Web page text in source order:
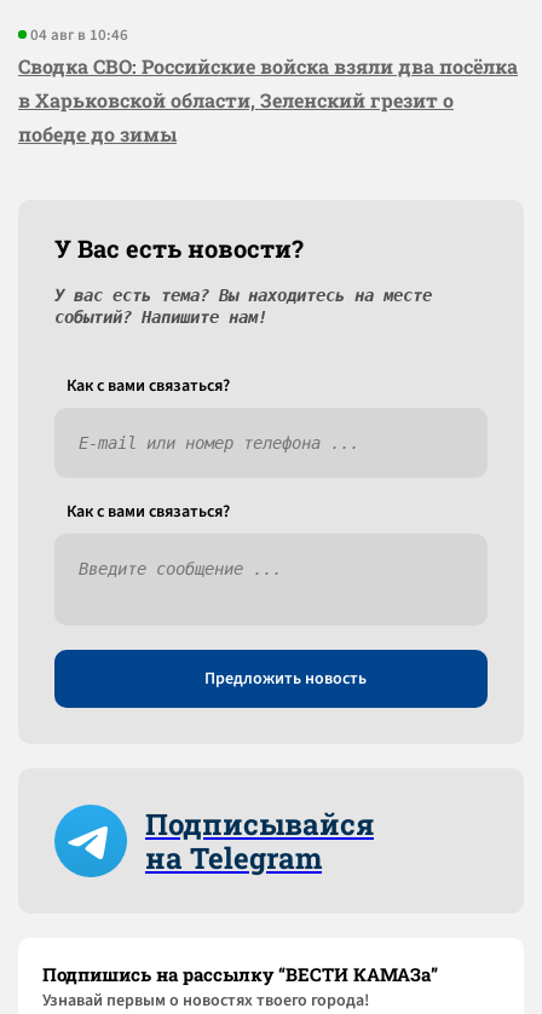
04 авг в 10:46
Сводка СВО: Российские войска взяли два посёлка
в Харьковской области, Зеленский грезит о
победе до зимы
У Вас есть новости?
У вас есть тема? Вы находитесь на месте
событий? Напишите нам!
Как c вами связаться?
Как c вами связаться?
Предложить новость
Подписывайся
на Telegram
Подпишись на рассылку “ВЕСТИ КАМАЗа”
Узнaвай первым о новостях твоего города!